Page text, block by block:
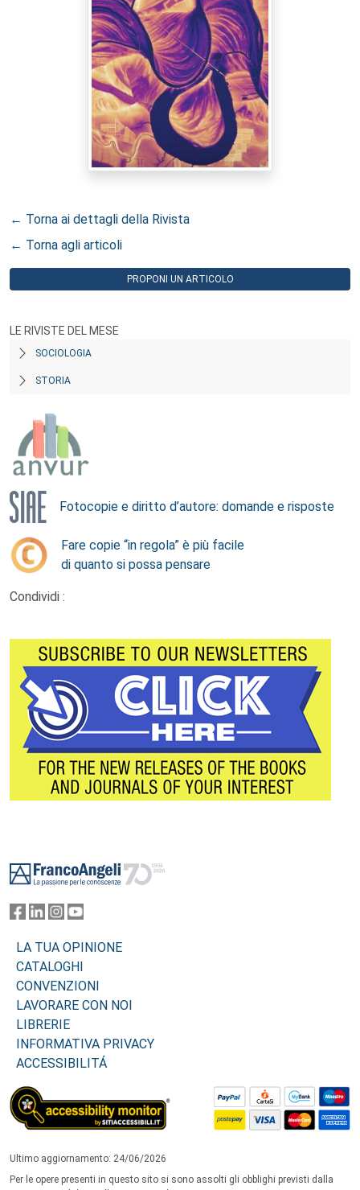
← Torna ai dettagli della Rivista
← Torna agli articoli
PROPONI UN ARTICOLO
LE RIVISTE DEL MESE
SOCIOLOGIA
STORIA
Fotocopie e diritto d’autore: domande e risposte
Fare copie “in regola” è più facile
di quanto si possa pensare
Condividi :
LA TUA OPINIONE
CATALOGHI
CONVENZIONI
LAVORARE CON NOI
LIBRERIE
INFORMATIVA PRIVACY
ACCESSIBILITÁ
Ultimo aggiornamento: 24/06/2026
Per le opere presenti in questo sito si sono assolti gli obblighi previsti dalla